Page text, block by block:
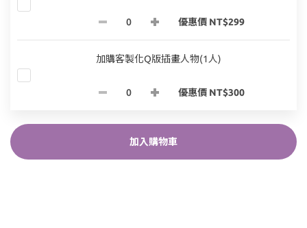
優惠價 NT$299
加購客製化Q版插畫人物(1人)
優惠價 NT$300
加入購物車